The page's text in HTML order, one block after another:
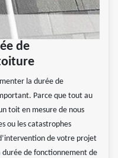
de
la durée de
Parce que tout au
toit en mesure de nous
ou les catastrophes
de votre projet
durée de fonctionnement de